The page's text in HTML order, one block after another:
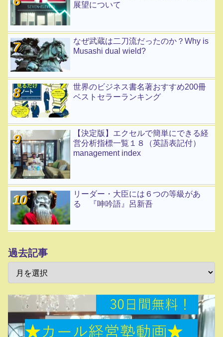
展望について
なぜ武蔵は二刀流だったのか？Why is
Musashi dual wield?
世界のビジネス書名著おすすめ200冊
ベストセラーランキング
【決定版】エクセルで簡単にできる経
営分析指標一覧１８（英語表記付）
management index
リーダー・大臣には６つの等級があ
る 『呻吟語』呂新吾
過去記事